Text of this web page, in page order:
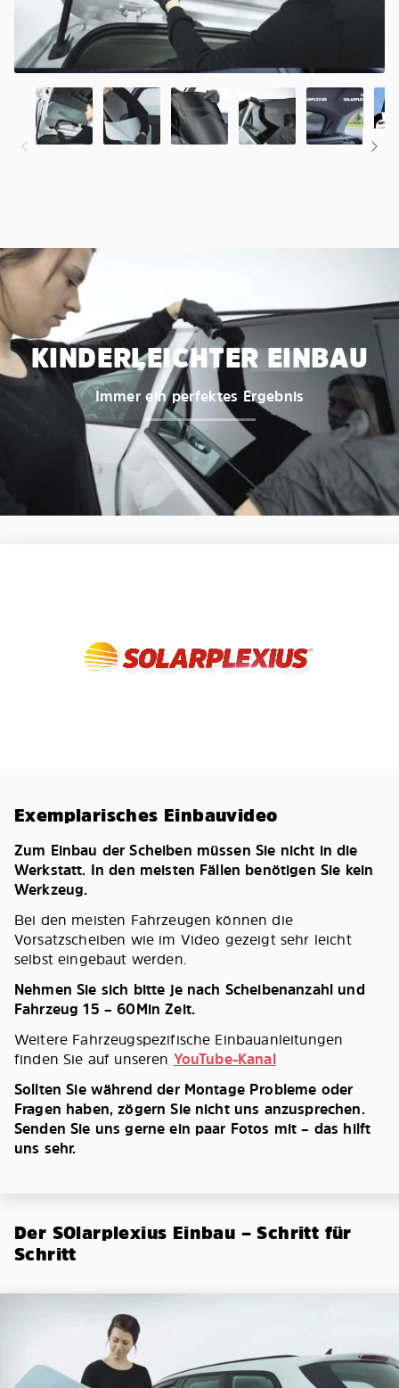
KINDERLEICHTER EINBAU
Immer ein perfektes Ergebnis
Exemplarisches Einbauvideo
Zum Einbau der Scheiben müssen Sie nicht in die
Werkstatt. In den meisten Fällen benötigen Sie kein
Werkzeug.
Bei den meisten Fahrzeugen können die
Vorsatzscheiben wie im Video gezeigt sehr leicht
selbst eingebaut werden.
Nehmen Sie sich bitte je nach Scheibenanzahl und
Fahrzeug 15 – 60Min Zeit.
Weitere Fahrzeugspezifische Einbauanleitungen
finden Sie auf unseren YouTube-Kanal
Sollten Sie während der Montage Probleme oder
Fragen haben, zögern Sie nicht uns anzusprechen.
Senden Sie uns gerne ein paar Fotos mit – das hilft
uns sehr.
Der SOlarplexius Einbau – Schritt für
Schritt